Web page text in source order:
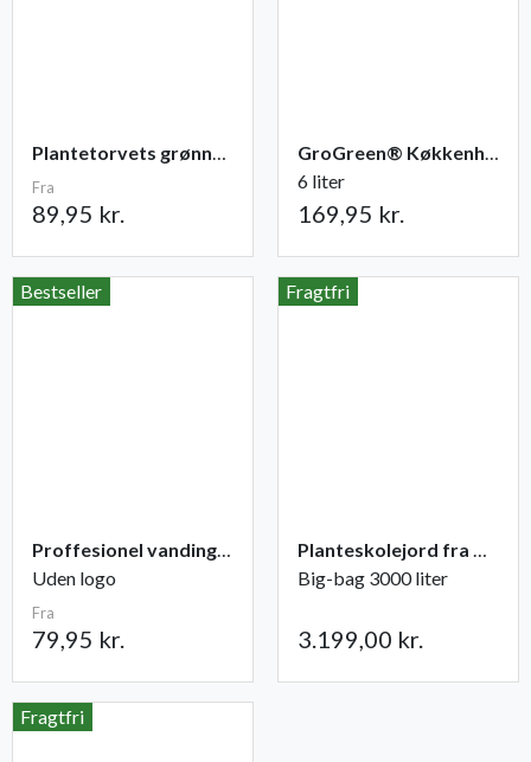
Plantetorvets grønne vandingspose 75 liter
Fra
89,95 kr.
GroGreen® Køkkenhave NPK 6-2-6 + 2% Mg
6 liter
169,95 kr.
Bestseller
Proffesionel vandingspose 100 liter
Uden logo
Fra
79,95 kr.
Fragtfri
Planteskolejord fra Champost
Big-bag 3000 liter
3.199,00 kr.
Fragtfri